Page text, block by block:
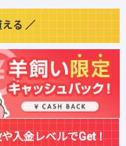
る ／
入金レベルでGet！